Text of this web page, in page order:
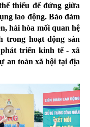
thiếu để đứng giữa
lao động. Bảo đảm
hài hòa mối quan hệ
trong hoạt động sản
triển kinh tế - xã
an toàn xã hội tại địa